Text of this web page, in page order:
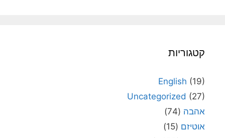
קטגוריות
English (19)
Uncategorized (27)
אהבה (74)
אוטיזם (15)